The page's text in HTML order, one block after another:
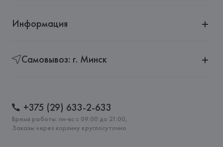
Информация
Самовывоз: г. Минск
+375 (29) 633-2-633
Время работы: пн-вс с 09:00 до 21:00,
Заказы через корзину круглосуточно